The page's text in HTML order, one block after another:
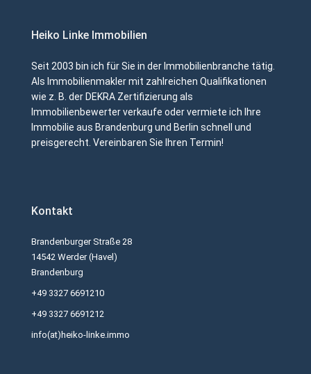
Heiko Linke Immobilien
Seit 2003 bin ich für Sie in der Immobilienbranche tätig.
Als Immobilienmakler mit zahlreichen Qualifikationen
wie z. B. der DEKRA Zertifizierung als
Immobilienbewerter verkaufe oder vermiete ich Ihre
Immobilie aus Brandenburg und Berlin schnell und
preisgerecht. Vereinbaren Sie Ihren Termin!
Kontakt
Brandenburger Straße 28
14542 Werder (Havel)
Brandenburg
+49 3327 6691210
+49 3327 6691212
info(at)heiko-linke.immo